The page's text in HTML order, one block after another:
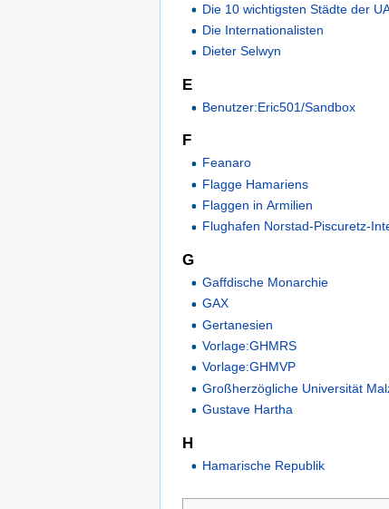
Die 10 wichtigsten Städte der
Die Internationalisten
Dieter Selwyn
E
Benutzer:Eric501/Sandbox
F
Feanaro
Flagge Hamariens
Flaggen in Armilien
Flughafen Norstad-Piscuretz-
G
Gaffdische Monarchie
GAX
Gertanesien
Vorlage:GHMRS
Vorlage:GHMVP
Großherzögliche Universität
Gustave Hartha
H
Hamarische Republik